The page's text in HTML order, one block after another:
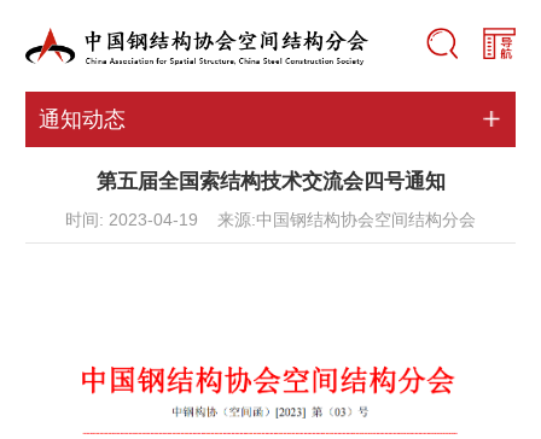
通知动态
第五届全国索结构技术交流会四号通知
时间: 2023-04-19 来源:中国钢结构协会空间结构分会